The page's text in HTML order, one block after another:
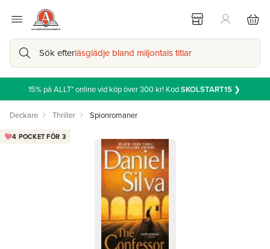
Sök efterläsglädje bland miljontals titlar
15% på ALLT* online vid köp över 300 kr! KodSKOLSTART15❯
Deckare Thriller Spionromaner
4 POCKET FÖR 3